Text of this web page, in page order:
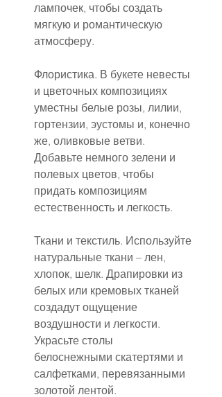
лампочек, чтобы создать
мягкую и романтическую
атмосферу.
Флористика. В букете невесты
и цветочных композициях
уместны белые розы, лилии,
гортензии, эустомы и, конечно
же, оливковые ветви.
Добавьте немного зелени и
полевых цветов, чтобы
придать композициям
естественность и легкость.
Ткани и текстиль. Используйте
натуральные ткани – лен,
хлопок, шелк. Драпировки из
белых или кремовых тканей
создадут ощущение
воздушности и легкости.
Украсьте столы
белоснежными скатертями и
салфетками, перевязанными
золотой лентой.